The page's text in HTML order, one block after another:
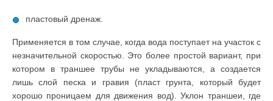
пластовый дренаж.
Применяется в том случае, когда вода поступает на участок с
незначительной скоростью. Это более простой вариант, при
котором в траншее трубы не укладываются, а создается
лишь слой песка и гравия (пласт грунта, который будет
хорошо проницаем для движения вод). Уклон траншеи, где